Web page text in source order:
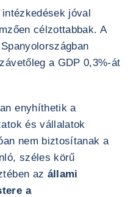
jóval
célzottabbak. A
a GDP 0,3%-át
enyhíthetik a
és vállalatok
nem biztosítanak a
széles körű
az állami
a